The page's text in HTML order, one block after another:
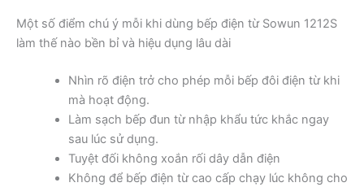
Một số điểm chú ý mỗi khi dùng bếp điện từ Sowun 1212S
làm thế nào bền bỉ và hiệu dụng lâu dài
Nhìn rõ điện trở cho phép mỗi bếp đôi điện từ khi
mà hoạt động.
Làm sạch bếp đun từ nhập khẩu tức khắc ngay
sau lúc sử dụng.
Tuyệt đối không xoắn rối dây dẫn điện
Không để bếp điện từ cao cấp chạy lúc không cho